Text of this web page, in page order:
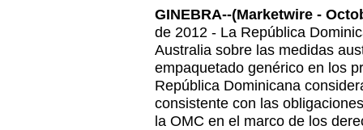
GINEBRA--(Marketwire -
de 2012 - La República
Australia sobre las medidas
empaquetado genérico en los
República Dominicana
consistente con las
la OMC en el marco de los